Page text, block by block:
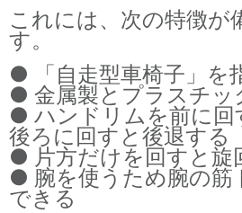
これには、次の特徴が
す。
● 「自走型車椅子」を
● 金属製とプラスチッ
● ハンドリムを前に回
後ろに回すと後退する
● 片方だけを回すと旋
● 腕を使うため腕の筋
できる